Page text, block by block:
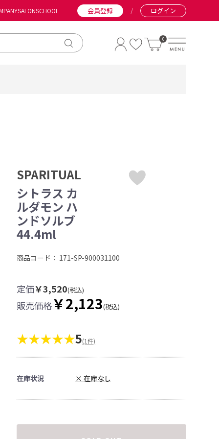
SALONSCHOOL 会員登録 / ログイン
0
SPARITUAL
シトラス カ
ルダモン ハ
ンドソルブ
44.4ml
商品コード： 171-SP-900031100
定価￥3,520(税込)
販売価格￥2,123(税込)
★★★★★5(1件)
在庫状況 × 在庫なし